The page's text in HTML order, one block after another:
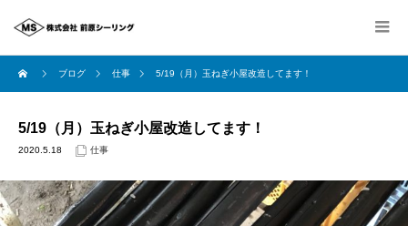
ブログ 仕事 5/19（月）玉ねぎ小屋改造してます！
5/19（月）玉ねぎ小屋改造してます！
2020.5.18 仕事